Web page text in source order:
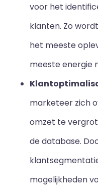
voor het
klanten. Zo
het meeste
meeste energie
marketeer zich
omzet te
de database.
mogelijkheden